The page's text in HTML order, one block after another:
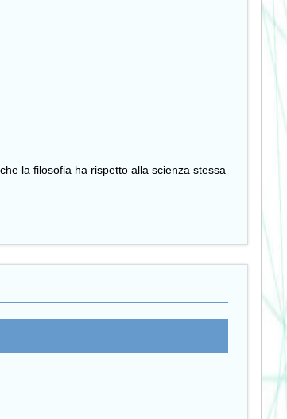
la filosofia ha rispetto alla scienza stessa